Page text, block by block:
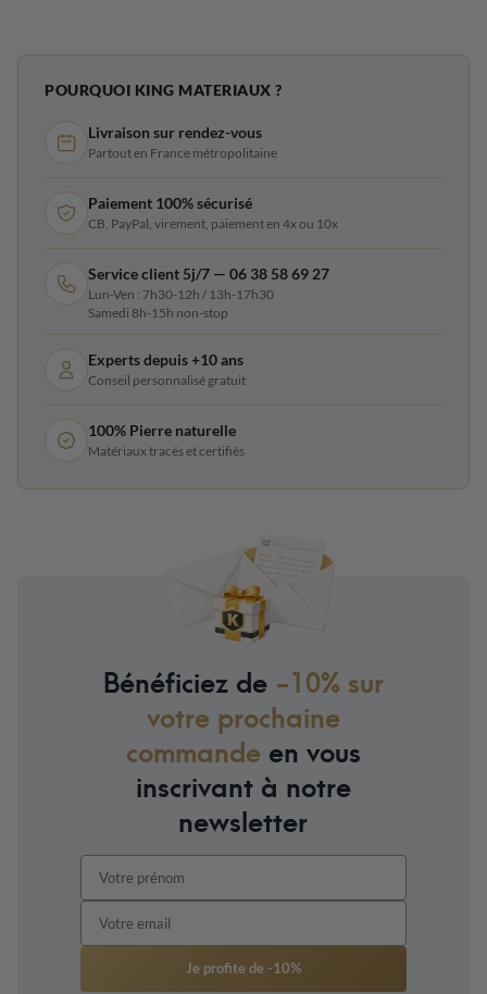
POURQUOI KING MATERIAUX ?
Livraison sur rendez-vous
Partout en France métropolitaine
Paiement 100% sécurisé
CB, PayPal, virement, paiement en 4x ou 10x
Service client 5j/7 — 06 38 58 69 27
Lun-Ven : 7h30-12h / 13h-17h30
Samedi 8h-15h non-stop
Experts depuis +10 ans
Conseil personnalisé gratuit
100% Pierre naturelle
Matériaux tracés et certifiés
Bénéficiez de -10% sur
votre prochaine
commandeen vous
inscrivant à notre
newsletter
Je profite de -10%